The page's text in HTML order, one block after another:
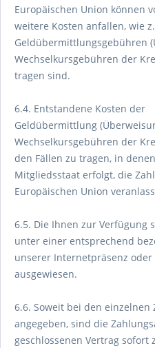
Europäischen Union können
weitere Kosten anfallen, wie
Geldübermittlungsgebühren
Wechselkursgebühren der
tragen sind.
6.4. Entstandene Kosten der
Geldübermittlung
Wechselkursgebühren der
den Fällen zu tragen, in
Mitgliedsstaat erfolgt, die
Europäischen Union
6.5. Die Ihnen zur Verfügung
unter einer entsprechend
unserer Internetpräsenz
ausgewiesen.
6.6. Soweit bei den
angegeben, sind die
geschlossenen Vertrag sofort